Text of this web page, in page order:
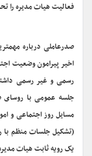
فعالیت هیات مدیره را
صدرعاملی درباره‌
جلسه عمومی با
مسایل روز اجتماعی و
(تشکیل جلسات منظم با
یک رویه ثابت هیات